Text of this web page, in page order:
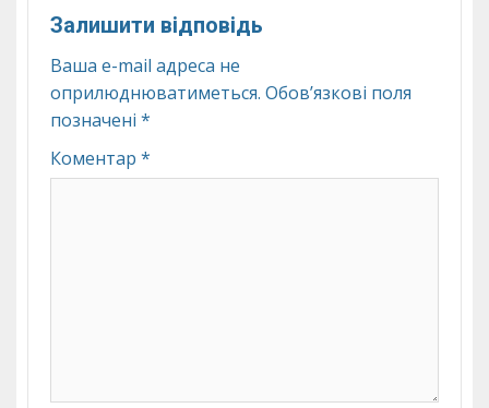
Залишити відповідь
Ваша e-mail адреса не
оприлюднюватиметься. Обов’язкові поля
позначені *
Коментар *